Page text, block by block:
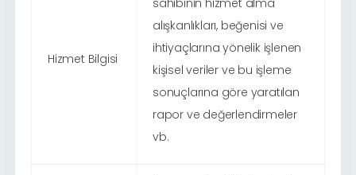
Hizmet Bilgisi
sahibinin hizmet alma
alışkanlıkları, beğenisi ve
ihtiyaçlarına yönelik işlenen
kişisel veriler ve bu işleme
sonuçlarına göre yaratılan
rapor ve değerlendirmeler
vb.